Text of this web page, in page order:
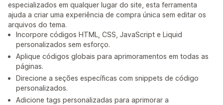
especializados em qualquer lugar do site, esta ferramenta
ajuda a criar uma experiência de compra única sem editar os
arquivos do tema.
Incorpore códigos HTML, CSS, JavaScript e Liquid
personalizados sem esforço.
Aplique códigos globais para aprimoramentos em todas as
páginas.
Direcione a seções específicas com snippets de código
personalizados.
Adicione tags personalizadas para aprimorar a